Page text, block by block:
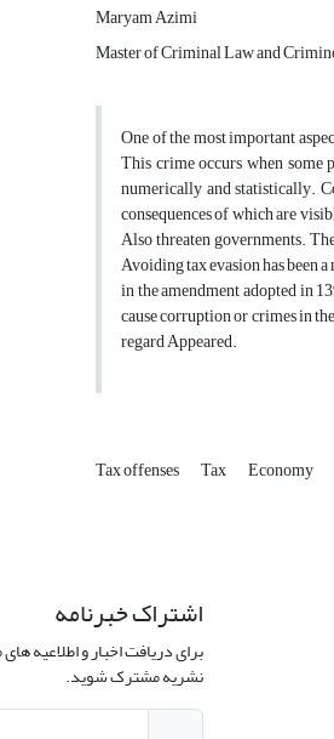
Maryam Azimi
Master of Criminal Law and
One of the most important
This crime occurs when
numerically and statistically.
consequences of which are
Also threaten governments.
Avoiding tax evasion has been
in the amendment adopted in
cause corruption or crimes in
regard Appeared.
Tax offenses Tax Economy
اشتراک خبرنامه
برای دریافت اخبار و اطلاعیه
نشریه مشترک شوید.